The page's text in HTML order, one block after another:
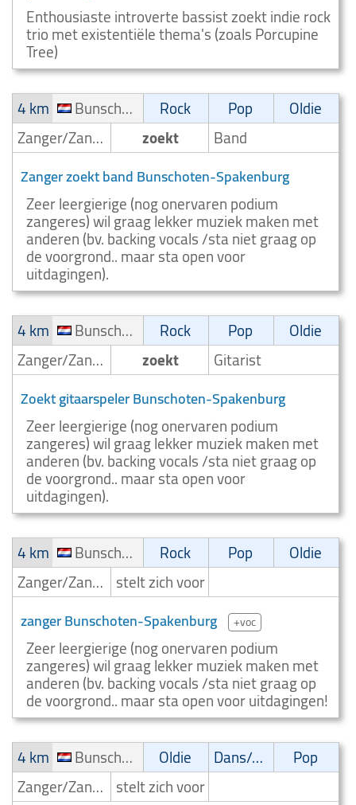
Enthousiaste introverte bassist zoekt indie rock
trio met existentiële thema's (zoals Porcupine
Tree)
4 km
Bunschoten-Spakenburg Rock Pop
Oldie
Zanger/Zangeres
zoekt Band
Zanger zoekt band Bunschoten-Spakenburg
Zeer leergierige (nog onervaren podium
zangeres) wil graag lekker muziek maken met
anderen (bv. backing vocals /sta niet graag op
de voorgrond.. maar sta open voor
uitdagingen).
4 km
Bunschoten-Spakenburg Rock Pop
Oldie
Zanger/Zangeres
zoekt Gitarist
Zoekt gitaarspeler Bunschoten-Spakenburg
Zeer leergierige (nog onervaren podium
zangeres) wil graag lekker muziek maken met
anderen (bv. backing vocals /sta niet graag op
de voorgrond.. maar sta open voor
uitdagingen).
4 km
Bunschoten-Spakenburg Rock Pop
Oldie
Zanger/Zangeres stelt zich voor
zanger Bunschoten-Spakenburg +voc
Zeer leergierige (nog onervaren podium
zangeres) wil graag lekker muziek maken met
anderen (bv. backing vocals /sta niet graag op
de voorgrond.. maar sta open voor uitdagingen!
4 km
Bunschoten-Spakenburg Oldie Dans/Amusementsmuziek
Pop
Zanger/Zangeres stelt zich voor